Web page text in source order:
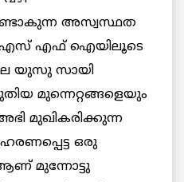
അസ്വസ്ഥത
എസ് എഫ് ഐയിലൂടെ
യുസു സായി
മുന്നെറ്റങ്ങളെയും
മുഖികരിക്കുന്ന
ഒരു
ആണ് മുന്നോട്ടു